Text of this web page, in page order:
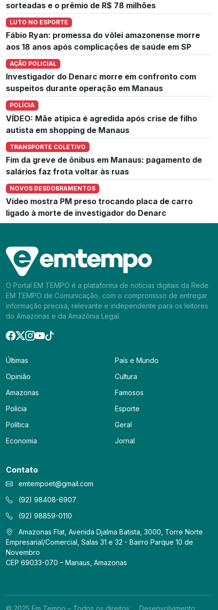
sorteadas e o prêmio de R$ 78 milhões
LUTO NO ESPORTE
Fábio Ryan: promessa do vôlei amazonense morre
aos 18 anos após complicações de saúde em SP
AÇÃO POLICIAL
Investigador do Denarc morre em confronto com
suspeitos durante operação em Manaus
POLÍCIA
VÍDEO: Mãe atípica é agredida após crise de filho
autista em shopping de Manaus
TRANSPORTE COLETIVO
Fim da greve de ônibus em Manaus: pagamento de
salários faz frota voltar às ruas
NOVOS DESDOBRAMENTOS
Vídeo mostra PM preso trocando placa de carro
ligado à morte de investigador do Denarc
O Portal EM TEMPO é a plataforma de notícias digitais da Rede
EM TEMPO de Comunicação, com o compromisso de entregar
informação precisa, relevante e independente para os leitores
do Amazonas e da Amazônia Legal.
Últimas
Opinião
Amazonas
Polícia
Política
Economia
País e Mundo
Cultura
Famosos
Esporte
Geral
Jornal
Contato
emtempoet@gmail.com
(92) 98408-6907
(92) 98859-0110
Amazonas Flat, Avenida Djalma Batista, 3000, Torre Norte
Empresarial/Comercial, Salas 31 e 32 - Bairro Parque 10 de
Novembro
CEP 69033-070 – Manaus, Amazonas
© 2025 Em Tempo – Todos os direitos Desenvolvimento: